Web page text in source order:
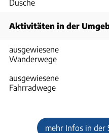
Dusche
Aktivitäten in der
ausgewiesene
Wanderwege
ausgewiesene
Fahrradwege
mehr Infos in der